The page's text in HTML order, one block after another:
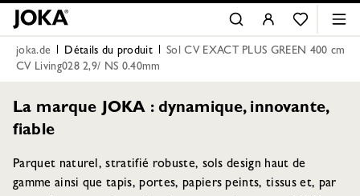
joka.de Détails du produit
Sol CV EXACT PLUS GREEN 400 cm
CV Living028 2,9/ NS 0.40mm
La marque JOKA : dynamique, innovante,
fiable
Parquet naturel, stratifié robuste, sols design haut de
gamme ainsi que tapis, portes, papiers peints, tissus et, par